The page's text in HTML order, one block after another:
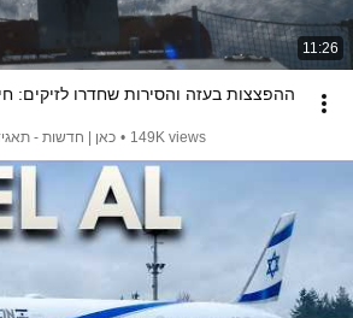
11:26
ההפצצות בעזה והסירות שחדרו לזיקים:
כאן | חדשות - • 149K views